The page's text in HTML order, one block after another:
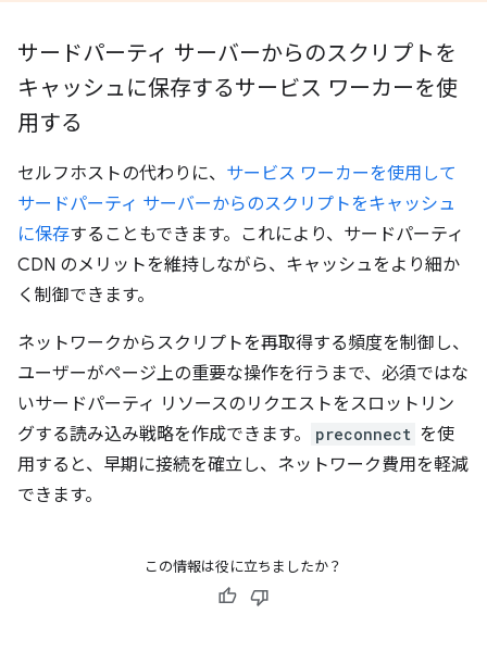
サードパーティ サーバーからのスクリプトを
キャッシュに保存するサービス ワーカーを使
用する
セルフホストの代わりに、 サービス ワーカーを使用して
サードパーティ サーバーからのスクリプトをキャッシュ
に保存することもできます。これにより、サードパーティ
CDN のメリットを維持しながら、キャッシュをより細か
く制御できます。
ネットワークからスクリプトを再取得する頻度を制御し、
ユーザーがページ上の重要な操作を行うまで、必須ではな
いサードパーティ リソースのリクエストをスロットリン
グする読み込み戦略を作成できます。
preconnect を使
用すると、早期に接続を確立し、ネットワーク費用を軽減
できます。
この情報は役に立ちましたか？